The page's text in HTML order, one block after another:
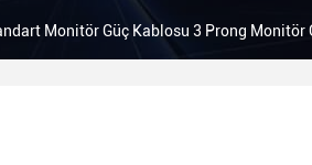
Monitör Güç Kablosu 3 Prong Monitör